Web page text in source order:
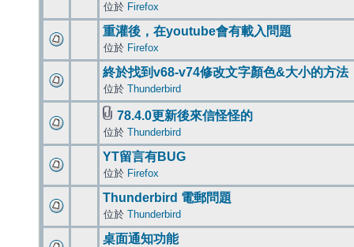
位於 Firefox
重灌後，在youtube會有載入問題
位於 Firefox
終於找到v68-v74修改文字顏色&大小的方法
位於 Thunderbird
78.4.0更新後來信怪怪的
位於 Thunderbird
YT留言有BUG
位於 Firefox
Thunderbird 電郵問題
位於 Thunderbird
桌面通知功能